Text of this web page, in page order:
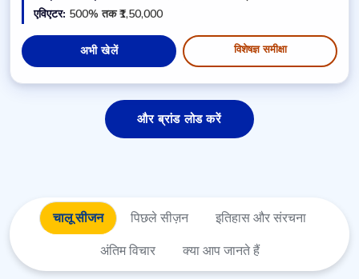
एविएटर: 500% तक ₹1,50,000
अभी खेलें विशेषज्ञ समीक्षा
और ब्रांड लोड करें
चालू सीजन पिछले सीज़न इतिहास औरसंरचना
अंतिम विचार
क्या आप जानते हैं